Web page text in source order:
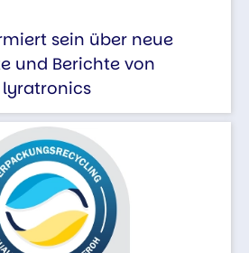
sein über neue
und Berichte von
lyratronics